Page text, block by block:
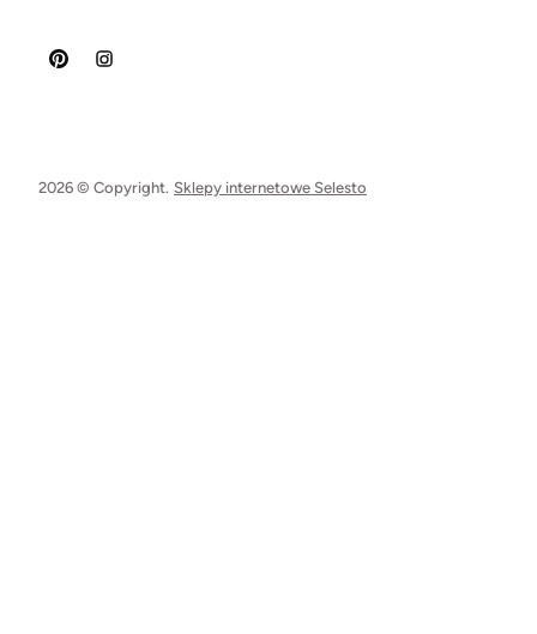
2026 © Copyright. Sklepy internetowe Selesto